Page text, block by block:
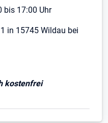
bis 17:00 Uhr
in 15745 Wildau bei
kostenfrei